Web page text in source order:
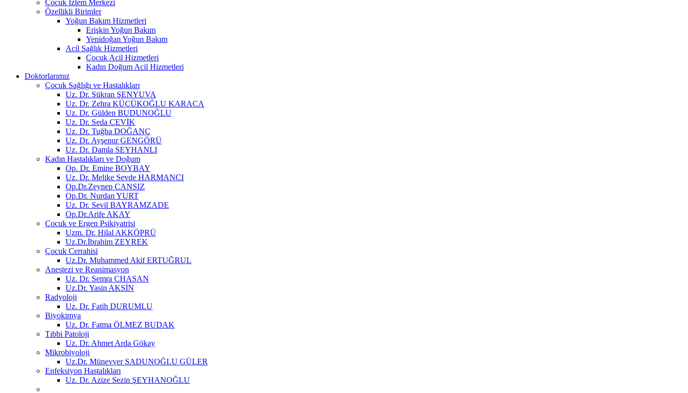
Çocuk İzlem Merkezi
Özellikli Birimler
Yoğun Bakım Hizmetleri
Erişkin Yoğun Bakım
Yenidoğan Yoğun Bakım
Acil Sağlık Hizmetleri
Çocuk Acil Hizmetleri
Kadın Doğum Acil Hizmetleri
Doktorlarımız
Çocuk Sağlığı ve Hastalıkları
Uz. Dr. Şükran ŞENYUVA
Uz. Dr. Zehra KÜÇÜKOĞLU KARACA
Uz. Dr. Gülden BUDUNOĞLU
Uz. Dr. Seda ÇEVİK
Uz. Dr. Tuğba DOĞANÇ
Uz. Dr. Ayşenur GENGÖRÜ
Uz. Dr. Damla SEYHANLI
Kadın Hastalıkları ve Doğum
Op. Dr. Emine BOYBAY
Uz. Dr. Melike Sevde HARMANCI
Op.Dr.Zeynep CANSIZ
Op.Dr. Nurdan YURT
Uz. Dr. Sevil BAYRAMZADE
Op.Dr.Arife AKAY
Çocuk ve Ergen Psikiyatrisi
Uzm. Dr. Hilal AKKÖPRÜ
Uz.Dr.İbrahim ZEYREK
Çocuk Cerrahisi
Uz.Dr. Muhammed Akif ERTUĞRUL
Anestezi ve Reanimasyon
Uz. Dr. Semra CHASAN
Uz.Dr. Yasin AKSİN
Radyoloji
Uz. Dr. Fatih DURUMLU
Biyokimya
Uz. Dr. Fatma ÖLMEZ BUDAK
Tıbbi Patoloji
Uz. Dr. Ahmet Arda Gökay
Mikrobiyoloji
Uz.Dr. Münevver SADUNOĞLU GÜLER
Enfeksiyon Hastalıkları
Uz. Dr. Azize Sezin ŞEYHANOĞLU